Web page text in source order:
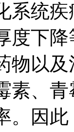
系统
度下
物以
素、
。因